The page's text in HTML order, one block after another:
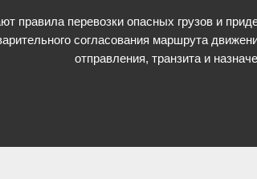
правила перевозки опасных грузов и
согласования маршрута
отправления, транзита и